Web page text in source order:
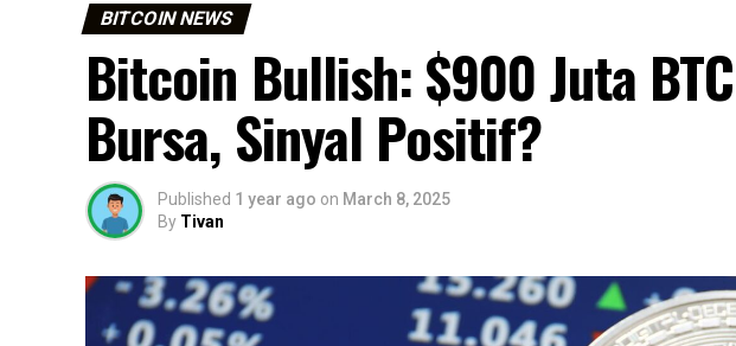
BITCOIN NEWS
Bitcoin Bullish: $900 Juta
Bursa, Sinyal Positif?
Published 1 year ago on March 8, 2025
By Tivan